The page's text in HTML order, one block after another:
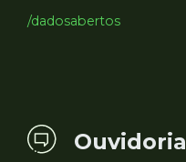
/dadosabertos
Ouvidoria